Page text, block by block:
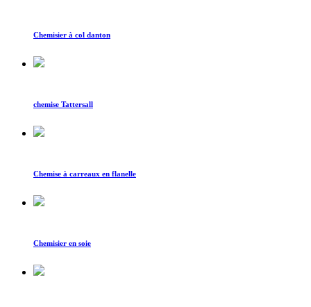
Chemisier à col danton
chemise Tattersall
Chemise à carreaux en flanelle
Chemisier en soie